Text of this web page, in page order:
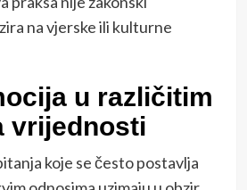
na vjerske ili kulturne
u različitim
vrijednosti
koje se često postavlja